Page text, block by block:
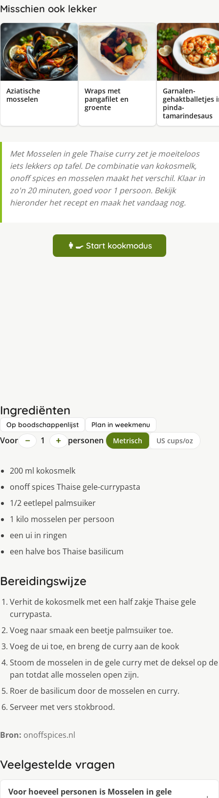
Misschien ook lekker
Aziatische
mosselen
Wraps met
pangafilet en
groente
Garnalen-
gehaktballetjes
pinda-
tamarindesaus
Met Mosselen in gele Thaise curry zet je moeiteloos
iets lekkers op tafel. De combinatie van kokosmelk,
onoff spices en mosselen maakt het verschil. Klaar in
zo'n 20 minuten, goed voor 1 persoon. Bekijk
hieronder het recept en maak het vandaag nog.
👩‍🍳 Start kookmodus
Ingrediënten
Op boodschappenlijst Plan in weekmenu
Voor − 1 + personen Metrisch US cups/oz
200 ml kokosmelk
onoff spices Thaise gele-currypasta
1/2 eetlepel palmsuiker
1 kilo mosselen per persoon
een ui in ringen
een halve bos Thaise basilicum
Bereidingswijze
Verhit de kokosmelk met een half zakje Thaise gele
currypasta.
Voeg naar smaak een beetje palmsuiker toe.
Voeg de ui toe, en breng de curry aan de kook
Stoom de mosselen in de gele curry met de deksel op de
pan totdat alle mosselen open zijn.
Roer de basilicum door de mosselen en curry.
Serveer met vers stokbrood.
Bron: onoffspices.nl
Veelgestelde vragen
Voor hoeveel personen is Mosselen in gele